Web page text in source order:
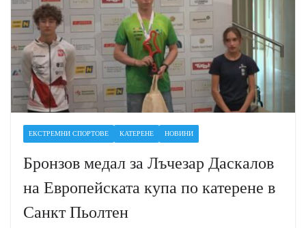
ЕКСТРЕМНИ СПОРТОВЕ КАТЕРЕНЕ НОВИНИ
Бронзов медал за Лъчезар Даскалов
на Европейската купа по катерене в
Санкт Пьолтен